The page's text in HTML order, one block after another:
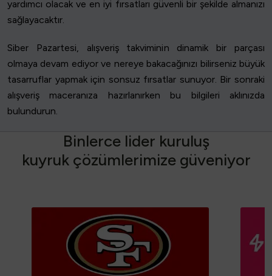
yardımcı olacak ve en iyi fırsatları güvenli bir şekilde almanızı
sağlayacaktır.
Siber Pazartesi, alışveriş takviminin dinamik bir parçası
olmaya devam ediyor ve nereye bakacağınızı bilirseniz büyük
tasarruflar yapmak için sonsuz fırsatlar sunuyor. Bir sonraki
alışveriş maceranıza hazırlanırken bu bilgileri aklınızda
bulundurun.
Binlerce lider kuruluş
kuyruk çözümlerimize güveniyor